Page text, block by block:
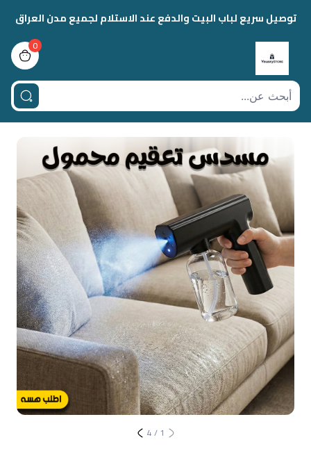
توصيل سريع لباب البيت والدفع عند الاستلام لجميع مدن العراق
0
bag
1
/
4